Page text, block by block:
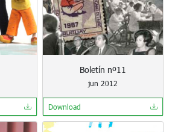
Boletín nº11
jun 2012
Download